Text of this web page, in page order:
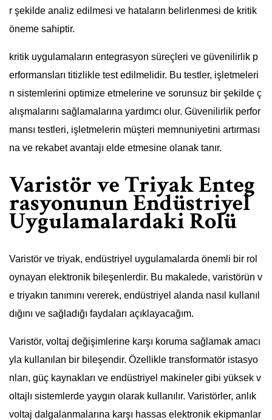
r şekilde analiz edilmesi ve hataların belirlenmesi de kritik
öneme sahiptir.
kritik uygulamaların entegrasyon süreçleri ve güvenilirlik p
erformansları titizlikle test edilmelidir. Bu testler, işletmeleri
n sistemlerini optimize etmelerine ve sorunsuz bir şekilde ç
alışmalarını sağlamalarına yardımcı olur. Güvenilirlik perfor
mansı testleri, işletmelerin müşteri memnuniyetini artırması
na ve rekabet avantajı elde etmesine olanak tanır.
Varistör ve Triyak Enteg
rasyonunun Endüstriyel
Uygulamalardaki Rolü
Varistör ve triyak, endüstriyel uygulamalarda önemli bir rol
oynayan elektronik bileşenlerdir. Bu makalede, varistörün v
e triyakın tanımını vererek, endüstriyel alanda nasıl kullanıl
dığını ve sağladığı faydaları açıklayacağım.
Varistör, voltaj değişimlerine karşı koruma sağlamak amacı
yla kullanılan bir bileşendir. Özellikle transformatör istasyo
nları, güç kaynakları ve endüstriyel makineler gibi yüksek v
oltajlı sistemlerde yaygın olarak kullanılır. Varistörler, anlık
voltaj dalgalanmalarına karşı hassas elektronik ekipmanlar